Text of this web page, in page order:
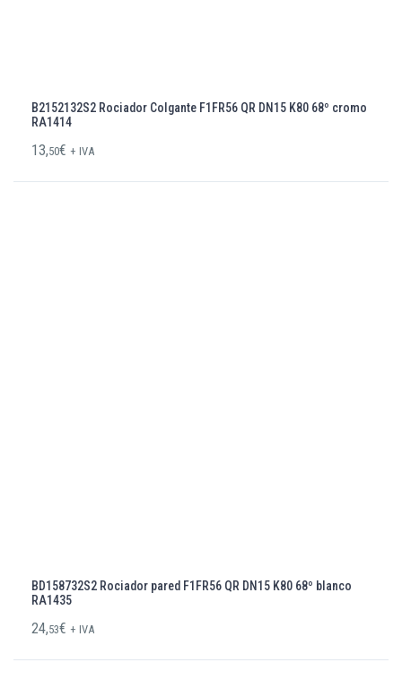
B2152132S2 Rociador Colgante F1FR56 QR DN15 K80 68º cromo
RA1414
13,50€ + IVA
BD158732S2 Rociador pared F1FR56 QR DN15 K80 68º blanco
RA1435
24,53€ + IVA